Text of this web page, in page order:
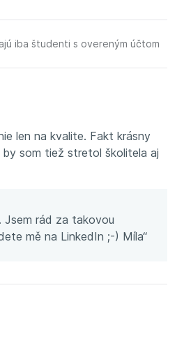
iba študenti s overeným účtom
len na kvalite. Fakt krásny
som tiež stretol školitela aj
Jsem rád za takovou
mě na LinkedIn ;-) Míla“